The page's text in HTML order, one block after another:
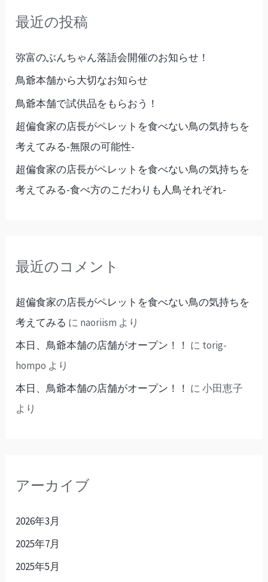
:最近の投稿
弥富のぶんちゃん落語会開催のお知らせ！
鳥爺本舗から大切なお知らせ
鳥爺本舗で試供品をもらおう！
超偏食家の店長がペレットを食べない鳥の気持ちを
考えてみる-無限の可能性-
超偏食家の店長がペレットを食べない鳥の気持ちを
考えてみる-食べ方のこだわりも人鳥それぞれ-
最近のコメント
超偏食家の店長がペレットを食べない鳥の気持ちを
考えてみる に naoriism より
本日、鳥爺本舗の店舗がオープン！！ に torig-
hompo より
本日、鳥爺本舗の店舗がオープン！！ に小田恵子
より
アーカイブ
2026年3月
2025年7月
2025年5月